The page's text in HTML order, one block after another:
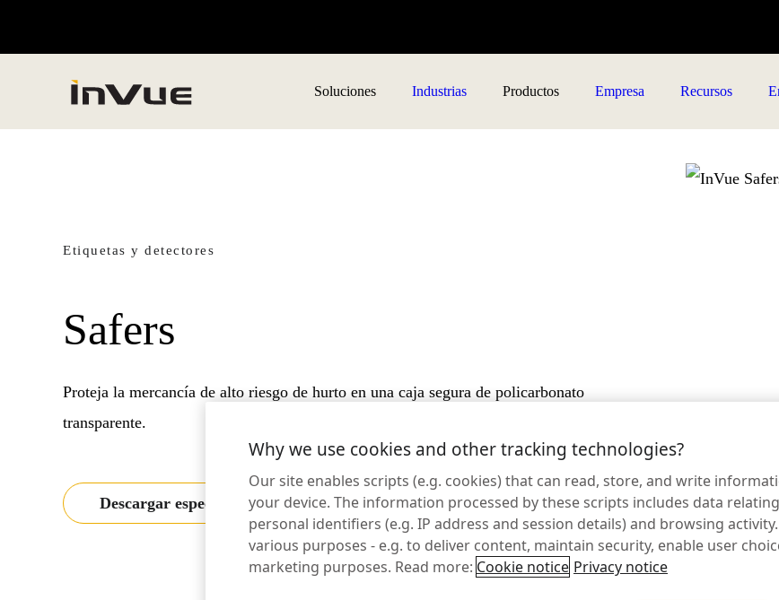
Soluciones Industrias Productos Empresa Recursos
Etiquetas y detectores
Safers
Proteja la mercancía de alto riesgo de hurto en una caja segura de policarbonato
transparente.
Descargar especificaciones Solicitar presupuesto
Why we use cookies and other tracking technologies?
Our site enables scripts (e.g. cookies) that can read, store, and write
your device. The information processed by these scripts includes data
personal identifiers (e.g. IP address and session details) and browsing
various purposes - e.g. to deliver content, maintain security, enable user
marketing purposes. Read more: Cookie notice Privacy notice